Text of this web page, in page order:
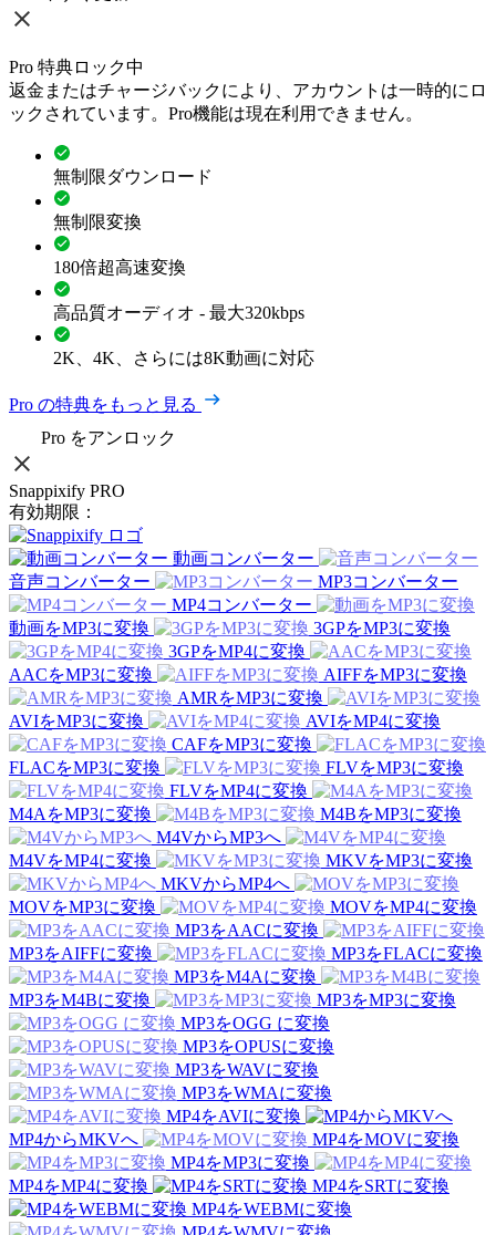
Pro 特典ロック中
返金またはチャージバックにより、アカウントは一時的にロ
ックされています。Pro機能は現在利用できません。
無制限ダウンロード
無制限変換
180倍超高速変換
高品質オーディオ - 最大320kbps
2K、4K、さらには8K動画に対応
Pro の特典をもっと見る
Pro をアンロック
Snappixify PRO
有効期限：
動画コンバーター
音声コンバーター
MP3コンバーター
MP4コンバーター
動画をMP3に変換
3GPをMP3に変換
3GPをMP4に変換
AACをMP3に変換
AIFFをMP3に変換
AMRをMP3に変換
AVIをMP3に変換
AVIをMP4に変換
CAFをMP3に変換
FLACをMP3に変換
FLVをMP3に変換
FLVをMP4に変換
M4AをMP3に変換
M4BをMP3に変換
M4VからMP3へ
M4VをMP4に変換
MKVをMP3に変換
MKVからMP4へ
MOVをMP3に変換
MOVをMP4に変換
MP3をAACに変換
MP3をAIFFに変換
MP3をFLACに変換
MP3をM4Aに変換
MP3をM4Bに変換
MP3をMP3に変換
MP3をOGG に変換
MP3をOPUSに変換
MP3をWAVに変換
MP3をWMAに変換
MP4をAVIに変換
MP4からMKVへ
MP4をMOVに変換
MP4をMP3に変換
MP4をMP4に変換
MP4をSRTに変換
MP4をWEBMに変換